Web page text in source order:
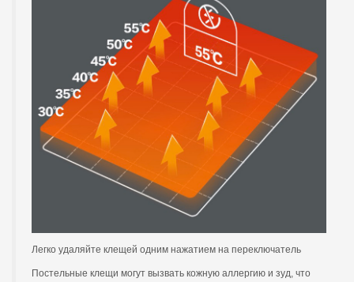
Легко удаляйте клещей одним нажатием на переключатель
Постельные клещи могут вызвать кожную аллергию и зуд, что